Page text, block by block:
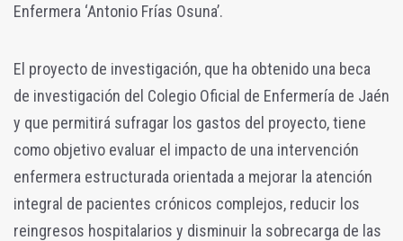
Enfermera ‘Antonio Frías Osuna’.
El proyecto de investigación, que ha obtenido una beca
de investigación del Colegio Oficial de Enfermería de Jaén
y que permitirá sufragar los gastos del proyecto, tiene
como objetivo evaluar el impacto de una intervención
enfermera estructurada orientada a mejorar la atención
integral de pacientes crónicos complejos, reducir los
reingresos hospitalarios y disminuir la sobrecarga de las